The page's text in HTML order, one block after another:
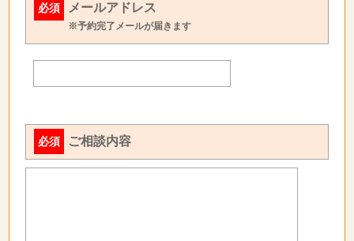
必須 メールアドレス
※予約完了メールが届きます
必須 ご相談内容